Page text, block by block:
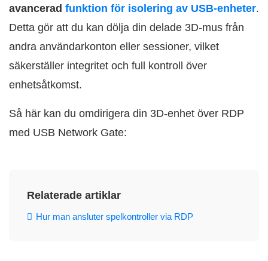
avancerad funktion för isolering av USB-enheter.
Detta gör att du kan dölja din delade 3D-mus från
andra användarkonton eller sessioner, vilket
säkerställer integritet och full kontroll över
enhetsåtkomst.
Så här kan du omdirigera din 3D-enhet över RDP
med USB Network Gate:
Relaterade artiklar
Hur man ansluter spelkontroller via RDP